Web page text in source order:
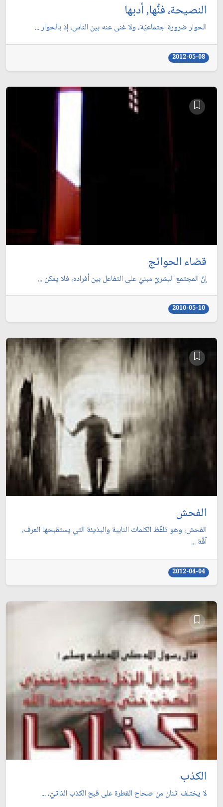
النصيحة، فنُّها, أدبها
الحوار ضرورة اجتماعيّة، ولا غنى عنه بين الناس، إذ بالحوار ...
2012-05-08
قضاء الحوائج
إنّ المجتمع البشريّ مبنيّ على التفاعل بين أفراده، فلا يمكن ...
2010-05-10
الفحش
الفحش، وهو تلفّظ الكلمات النابية والبذيئة التي يستقبحها العرف،
آفّة ...
2012-04-04
الكذب
لا يختلف اثنان من صحاح الفطرة على قبح الكذب الذاتيّ، ...